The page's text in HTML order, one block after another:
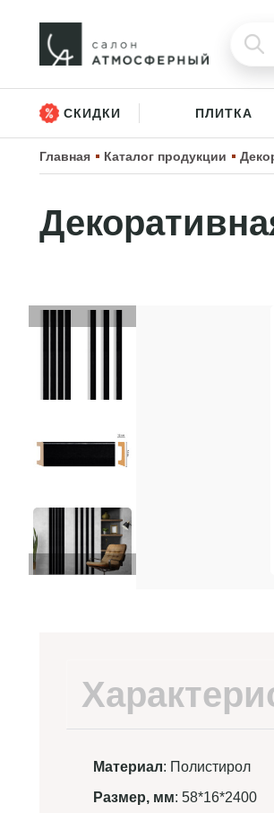
СКИДКИ ПЛИТКА
Главная Каталог продукции
Материал: Полистирол
Размер, мм: 58*16*2400